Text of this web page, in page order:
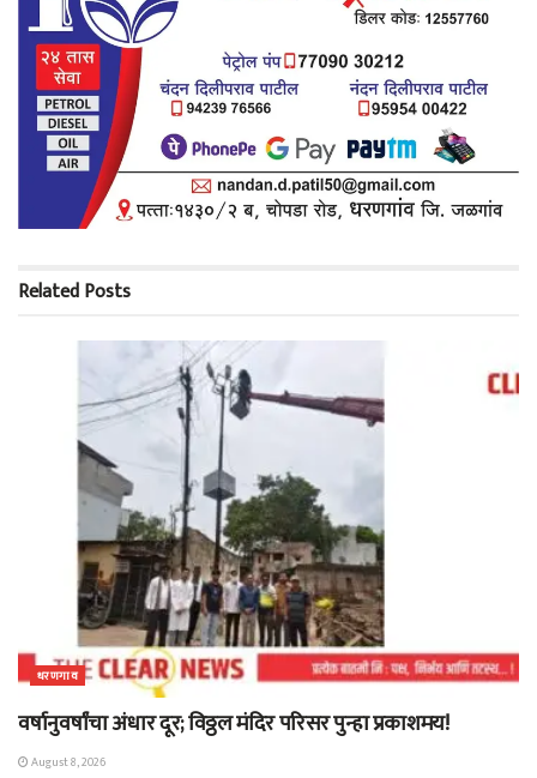
RelatedPosts
धरणगाव
वर्षानुवर्षांचा अंधार दूर; विठ्ठल मंदिर परिसर पुन्हा प्रकाशमय!
August 8, 2026